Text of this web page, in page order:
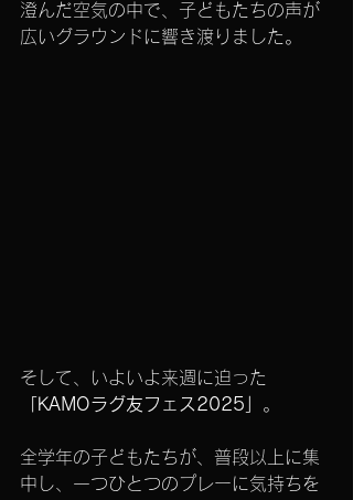
澄んだ空気の中で、子どもたちの声が
広いグラウンドに響き渡りました。
そして、いよいよ来週に迫った
「KAMOラグ友フェス2025」 。
全学年の子どもたちが、普段以上に集
中し、一つひとつのプレーに気持ちを